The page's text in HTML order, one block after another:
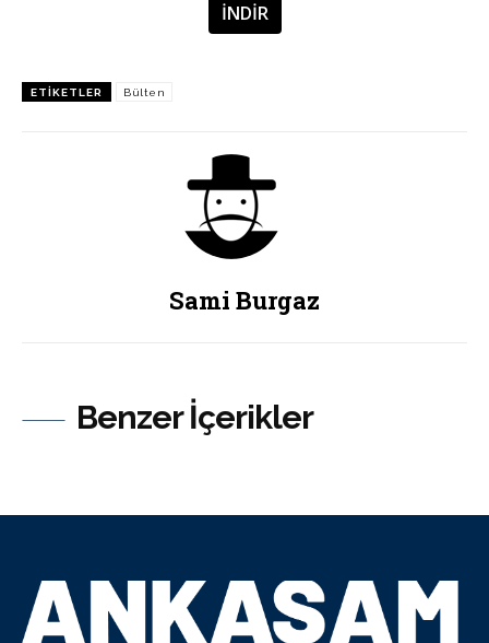
Benzer İçerikler
İNDİR
ETIKETLER Bülten
Sami Burgaz